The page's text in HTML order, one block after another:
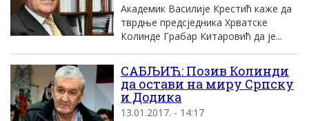
Академик Василије Крестић каже да
тврдње предсједника Хрватске
Колинде Грабар Китаровић да је...
САБЉИЋ: Позив Колинди
да остави на миру Српску
и Додика
13.01.2017. - 14:17